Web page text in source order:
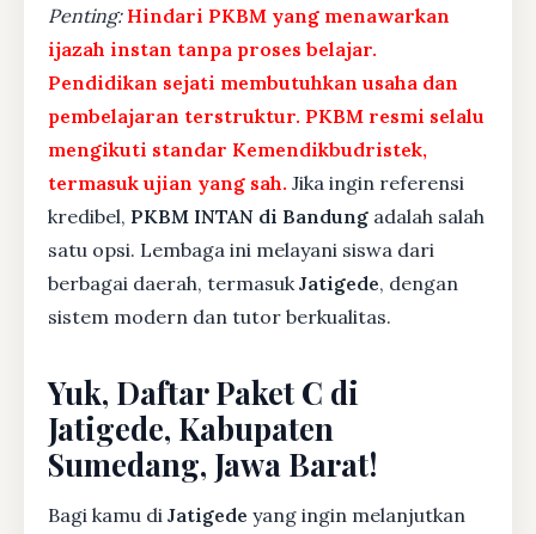
Penting: Hindari PKBM yang menawarkan
ijazah instan tanpa proses belajar.
Pendidikan sejati membutuhkan usaha dan
pembelajaran terstruktur. PKBM resmi selalu
mengikuti standar Kemendikbudristek,
termasuk ujian yang sah. Jika ingin referensi
kredibel, PKBM INTAN di Bandung adalah salah
satu opsi. Lembaga ini melayani siswa dari
berbagai daerah, termasukJatigede, dengan
sistem modern dan tutor berkualitas.
Yuk, Daftar Paket C di
Jatigede, Kabupaten
Sumedang, Jawa Barat!
Bagi kamu di Jatigede yang ingin melanjutkan